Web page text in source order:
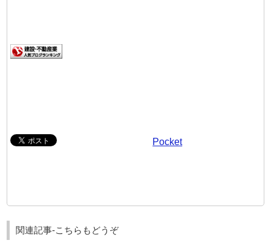
Pocket
関連記事-こちらもどうぞ